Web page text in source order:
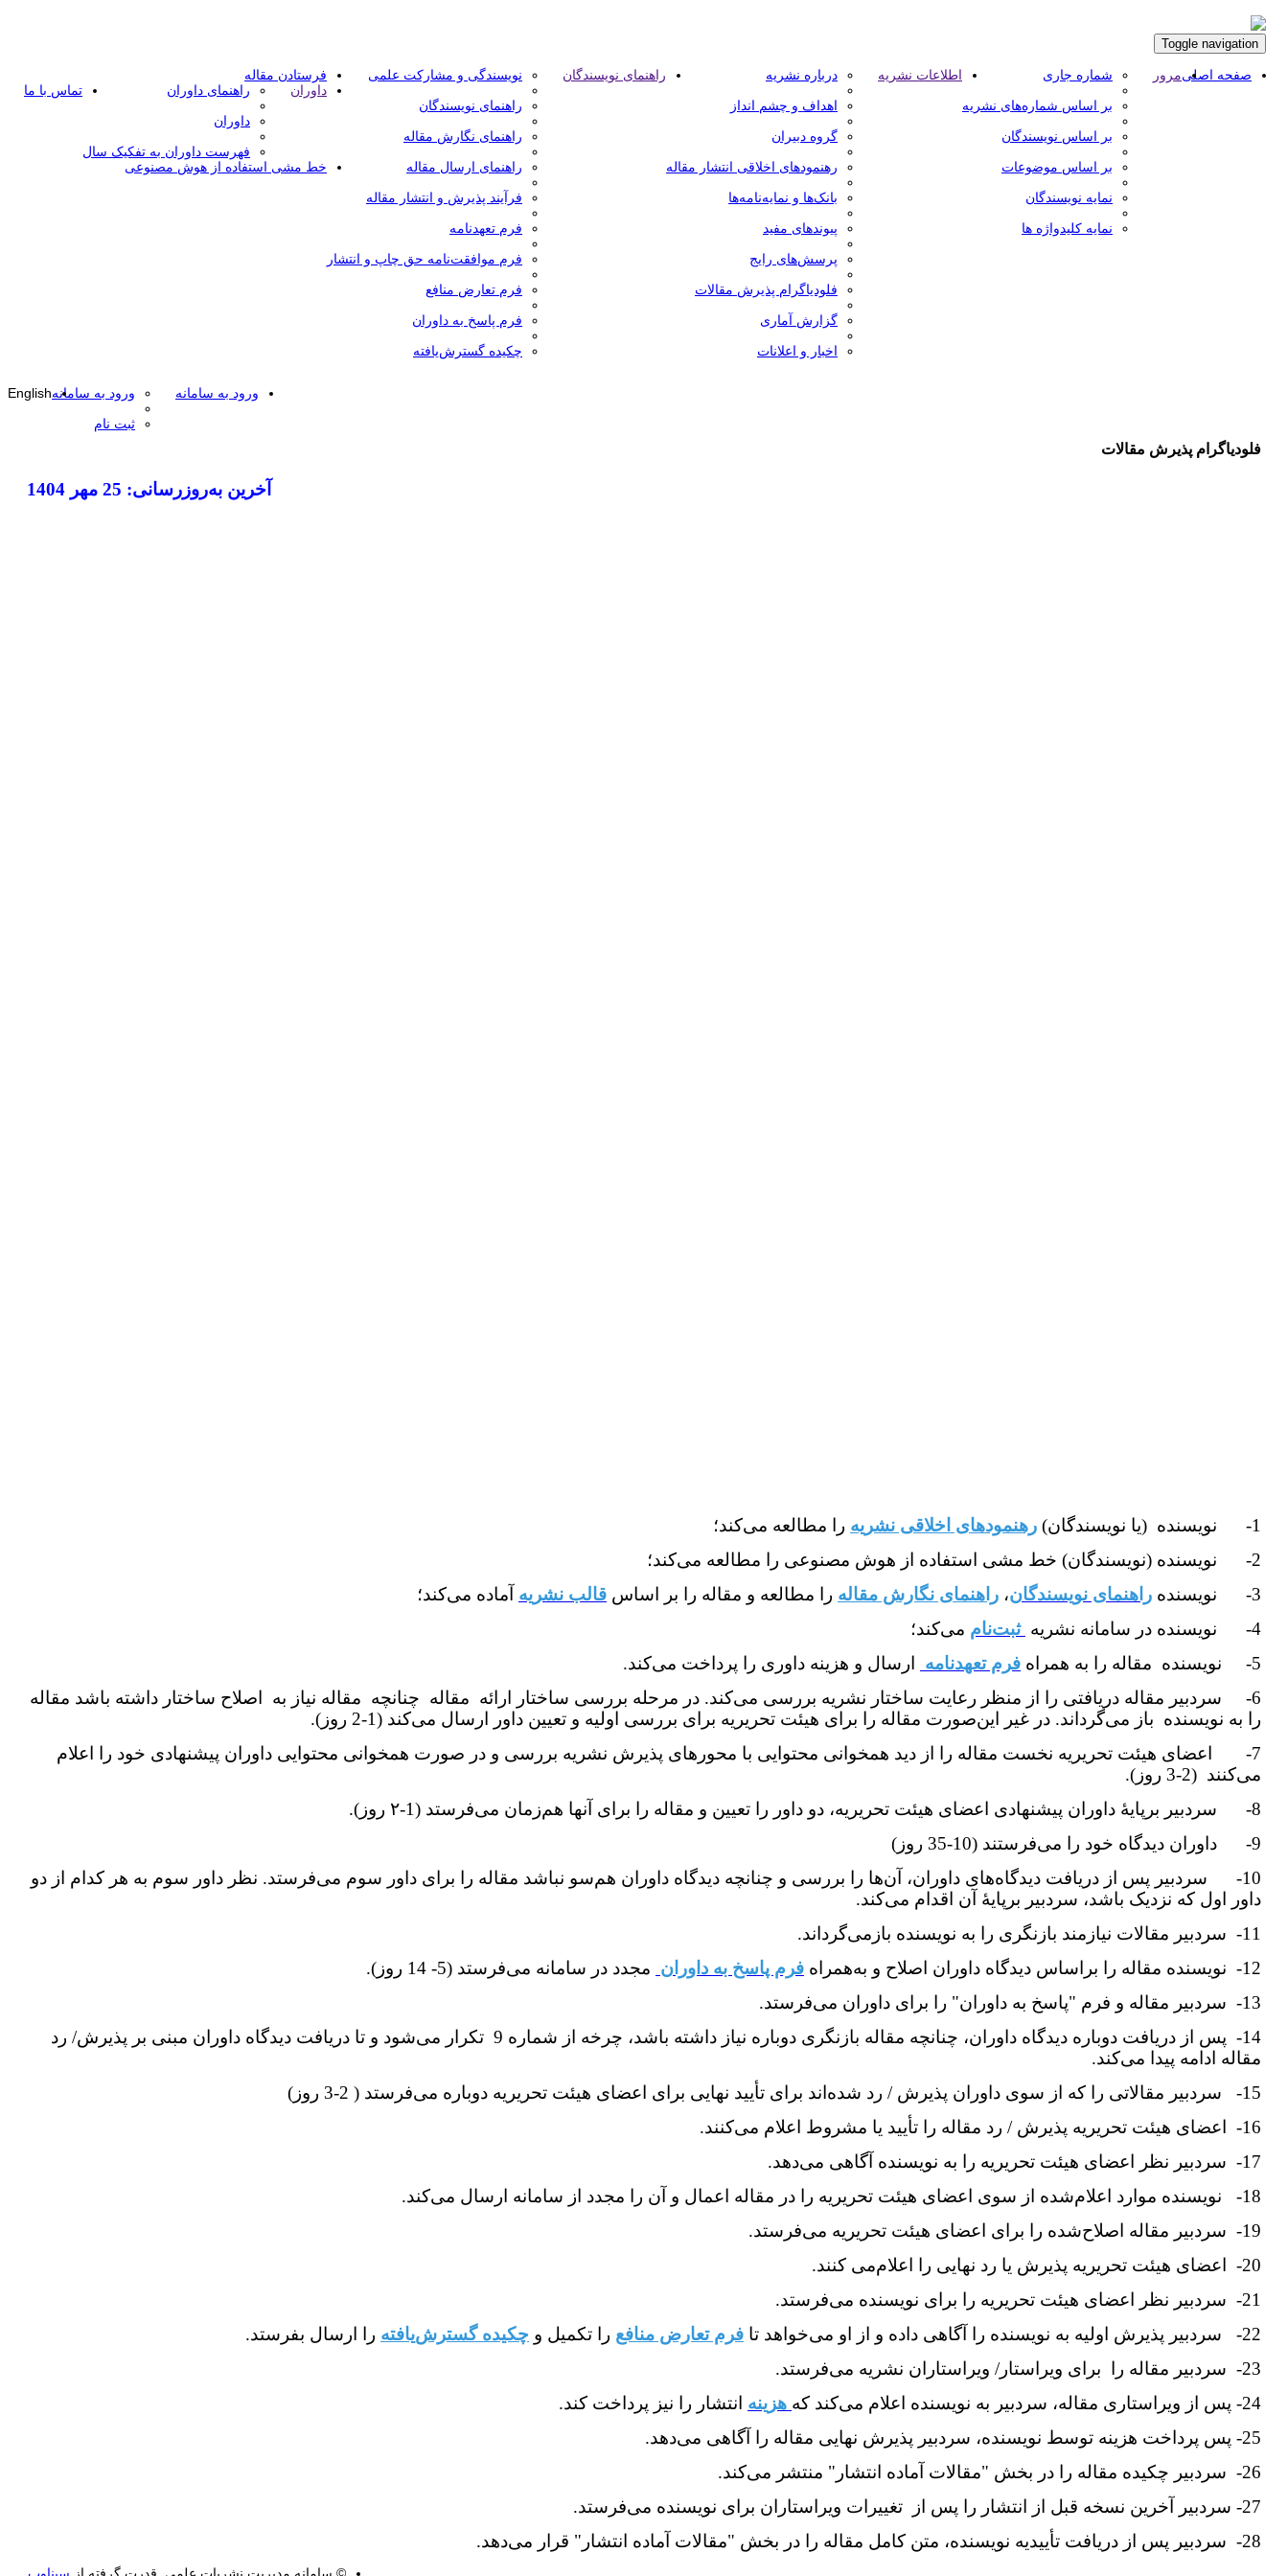
Toggle navigation
صفحه اصلیمرور
شماره جاری
بر اساس شماره‌های نشریه
بر اساس نویسندگان
بر اساس موضوعات
نمایه نویسندگان
نمایه کلیدواژه ها
اطلاعات نشریه
درباره نشریه
اهداف و چشم انداز
گروه دبیران
رهنمودهای اخلاقی انتشار مقاله
بانک‌ها و نمایه‌‌نامه‌ها
پیوندهای مفید
پرسش‌های رایج
فلودیاگرام پذیرش مقالات
گزارش آماری
اخبار و اعلانات
راهنمای نویسندگان
نویسندگی و مشارکت علمی
راهنمای نویسندگان
راهنمای نگارش مقاله
راهنمای ارسال مقاله
فرآیند پذیرش و انتشار مقاله
فرم تعهدنامه
فرم موافقت‌نامه حق چاپ و انتشار
فرم تعارض منافع
فرم پاسخ به داوران
چکیده گسترش‌یافته
فرستادن مقاله
داوران
راهنمای داوران
داوران
فهرست داوران به تفکیک سال
تماس با ما
خط مشی استفاده از هوش مصنوعی
ورود به سامانه
ورود به سامانه
ثبت نام
English
فلودیاگرام پذیرش مقالات
1404 آخرین به‌روزرسانی: 25 مهر
1- نویسنده (یا نویسندگان) رهنمودهای اخلاقی نشریه را مطالعه می‌کند؛
2- نویسنده (نویسندگان) خط مشی استفاده از هوش مصنوعی را مطالعه می‌کند؛
3- نویسنده
راهنمای نویسندگان، راهنمای نگارش مقاله را مطالعه و مقاله را بر اساس قالب نشریه آماده می‌‌‌کند؛
4- نویسنده در سامانه نشریه
ثبت‌نام می‌کند؛
5- نویسنده مقاله را به همراه
فرم تعهدنامه ارسال و هزینه داوری را پرداخت می‌کند.
6- سردبیر مقاله دریافتی را از منظر رعایت ساختار نشریه بررسی می‌کند. در مرحله بررسی ساختار ارائه مقاله چنانچه مقاله نیاز به اصلاح ساختار داشته باشد مقاله
را به نویسنده باز می‌‌گرداند. در غیر این‌صورت مقاله را برای هیئت تحریریه برای بررسی اولیه و تعیین داور ارسال می‌کند (1-2 روز).
7- اعضای هیئت تحریریه نخست مقاله را از دید همخوانی محتوایی با محورهای پذیرش نشریه بررسی و در صورت همخوانی محتوایی داوران پیشنهادی خود را اعلام
می‌کنند (2-3 روز).
8- سردبیر برپایۀ داوران پیشنهادی اعضای هیئت تحریریه، دو داور را تعیین و مقاله را برای آنها هم‌زمان می‌فرستد (1-۲ روز).
9- داوران دیدگاه خود را می‌فرستند (10-35 روز)
10- سردبیر پس از دریافت دیدگاه‌های داوران، آن‌ها را بررسی و چنانچه دیدگاه داوران هم‌سو نباشد مقاله را برای داور سوم می‌فرستد. نظر داور سوم به هر کدام از دو
داور اول که نزدیک باشد، سردبیر برپایۀ آن اقدام می‌کند.
11- سردبیر مقالات نیازمند بازنگری را به نویسنده بازمی‌گرداند.
12- نویسنده مقاله را براساس دیدگاه داوران اصلاح و به‌همراه
فرم پاسخ به داوران مجدد در سامانه می‌فرستد (5- 14 روز).
13- سردبیر مقاله و فرم "پاسخ به داوران" را برای داوران می‌فرستد.
14- پس از دریافت دوباره دیدگاه داوران، چنانچه مقاله بازنگری دوباره نیاز داشته باشد، چرخه از شماره 9 تکرار می‌‌شود و تا دریافت دیدگاه داوران مبنی بر پذیرش/ رد
مقاله ادامه پیدا می‌کند.
15- سردبیر مقالاتی را که از سوی داوران پذیرش / رد شده‌اند برای تأیید نهایی برای اعضای هیئت تحریریه دوباره می‌فرستد ( 2-3 روز)
16- اعضای هیئت تحریریه پذیرش / رد مقاله را تأیید یا مشروط اعلام می‌کنند.
17- سردبیر نظر اعضای هیئت تحریریه را به نویسنده آگاهی می‌دهد.
18- نویسنده موارد اعلام‌شده از سوی اعضای هیئت تحریریه را در مقاله اعمال و آن را مجدد از سامانه ارسال می‌کند.
19- سردبیر مقاله اصلاح‌شده را برای اعضای هیئت تحریریه می‌فرستد.
20- اعضای هیئت تحریریه پذیرش یا رد نهایی را اعلام‌می کنند.
21- سردبیر نظر اعضای هیئت تحریریه را برای نویسنده می‌فرستد.
22- سردبیر پذیرش اولیه به نویسنده را آگاهی داده و از او می‌خواهد تا
فرم تعارض منافع را تکمیل و چکیده گسترش‌یافته را ارسال بفرستد.
23- سردبیر مقاله را برای ویراستار/ ویراستاران نشریه می‌فرستد.
24- پس از ویراستاری مقاله، سردبیر به نویسنده اعلام می‌کند که
هزینه انتشار را نیز پرداخت کند.
25- پس پرداخت هزینه توسط نویسنده، سردبیر پذیرش نهایی مقاله را آگاهی می‌دهد.
26- سردبیر چکیده مقاله را در بخش "مقالات آماده انتشار" منتشر می‌کند.
27- سردبیر آخرین نسخه قبل از انتشار را پس از تغییرات ویراستاران برای نویسنده می‌فرستد.
28- سردبیر پس از دریافت تأییدیه نویسنده، متن کامل مقاله را در بخش "مقالات آماده انتشار" قرار می‌دهد.
© سامانه مدیریت نشریات علمی. قدرت گرفته از سیناوب